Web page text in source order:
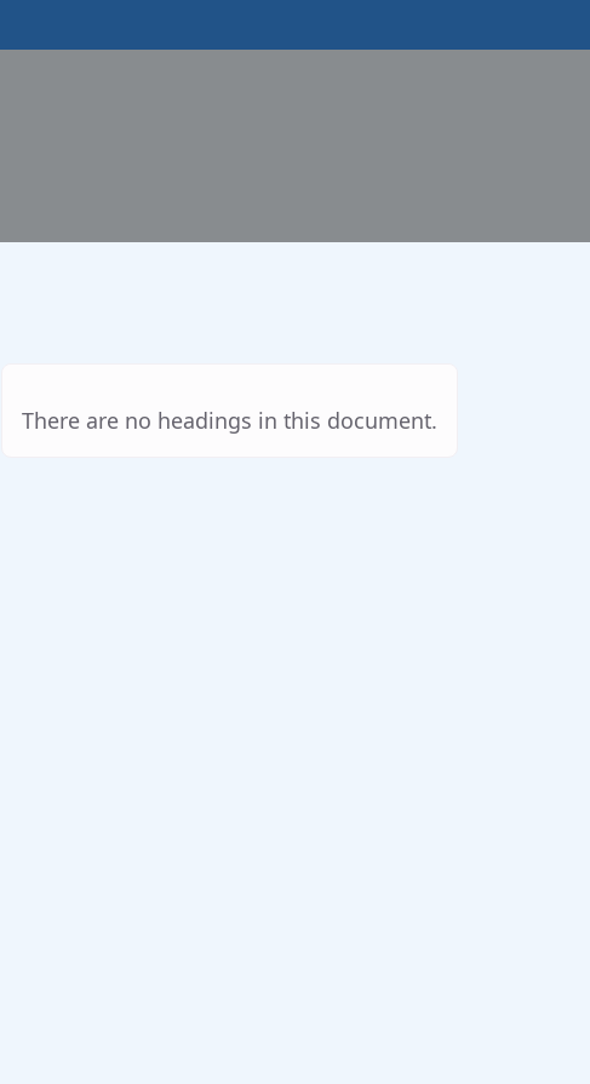
There are no headings in this document.